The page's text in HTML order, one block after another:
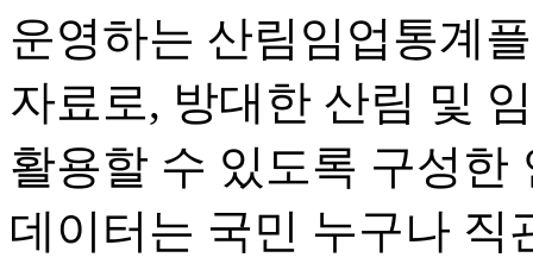
운영하는 산림임업통계
자료로, 방대한 산림 및
활용할 수 있도록 구성한
데이터는 국민 누구나 직